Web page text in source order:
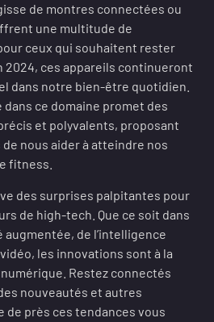
de montres connectées ou
une multitude de
ceux qui souhaitent rester
2024, ces appareils continueront
dans notre bien-être quotidien.
dans ce domaine promet des
et polyvalents, proposant
nous aider à atteindre nos
fitness.
des surprises palpitantes pour
de high-tech. Que ce soit dans
augmentée, de l’intelligence
les innovations sont à la
Restez connectés
nouveautés et autres
de près ces tendances vous